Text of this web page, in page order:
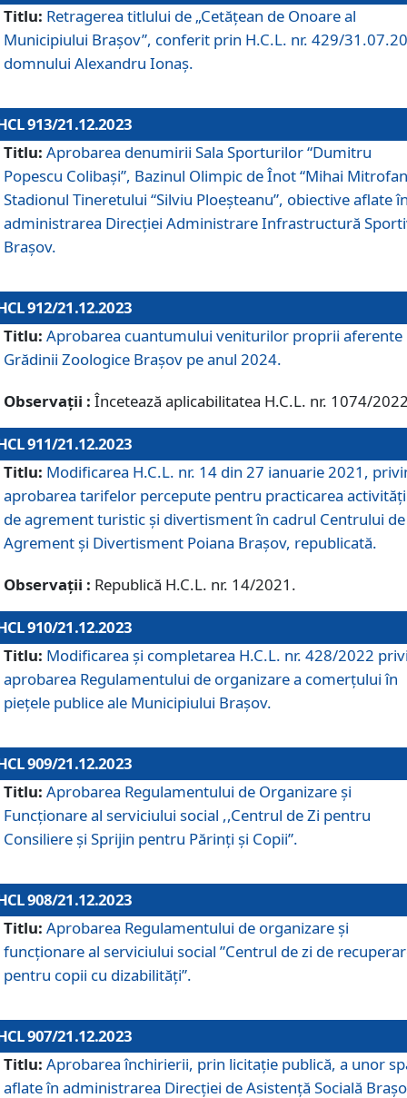
Titlu: Retragerea titlului de „Cetățean de Onoare al
Municipiului Brașov”, conferit prin H.C.L. nr. 429/
domnului Alexandru Ionaș.
913/21.12.2023
Titlu: Aprobarea denumirii Sala Sporturilor “Dumitru
Popescu Colibași”, Bazinul Olimpic de Înot “Mihai
Stadionul Tineretului “Silviu Ploeșteanu”, obiective aflate
administrarea Direcției Administrare Infrastructură
Brașov.
912/21.12.2023
Titlu: Aprobarea cuantumului veniturilor proprii aferente
Grădinii Zoologice Braşov pe anul 2024.
Observații : Încetează aplicabilitatea H.C.L. nr. 1074/
911/21.12.2023
Titlu: Modificarea H.C.L. nr. 14 din 27 ianuarie 2021,
aprobarea tarifelor percepute pentru practicarea
de agrement turistic și divertisment în cadrul Centrului de
Agrement și Divertisment Poiana Brașov, republicată.
Observații : Republică H.C.L. nr. 14/2021.
910/21.12.2023
Titlu: Modificarea și completarea H.C.L. nr. 428/2022
aprobarea Regulamentului de organizare a comerțului în
piețele publice ale Municipiului Braşov.
909/21.12.2023
Titlu: Aprobarea Regulamentului de Organizare și
Funcționare al serviciului social ,,Centrul de Zi pentru
Consiliere şi Sprijin pentru Părinţi şi Copii”.
908/21.12.2023
Titlu: Aprobarea Regulamentului de organizare şi
funcţionare al serviciului social ”Centrul de zi de
pentru copii cu dizabilități”.
907/21.12.2023
Titlu: Aprobarea închirierii, prin licitație publică, a unor
aflate în administrarea Direcției de Asistență Socială